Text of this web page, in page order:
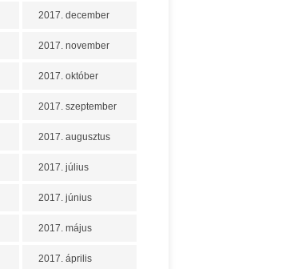
2017. december
2017. november
2017. október
2017. szeptember
2017. augusztus
2017. július
2017. június
2017. május
2017. április